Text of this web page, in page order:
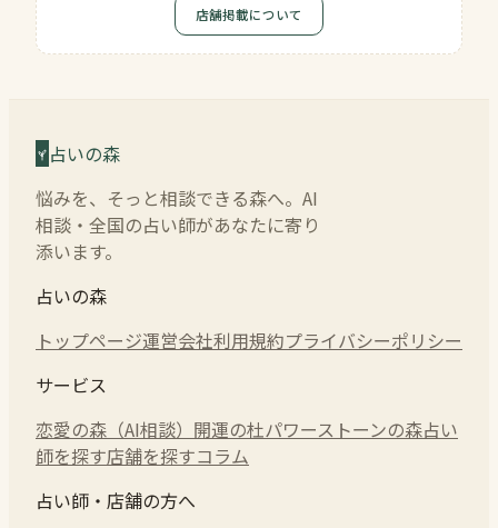
店舗掲載について
占いの森
悩みを、そっと相談できる森へ。AI
相談・全国の占い師があなたに寄り
添います。
占いの森
トップページ運営会社利用規約プライバシーポリシー
サービス
恋愛の森（AI相談） 開運の杜パワーストーンの森占い
師を探す店舗を探すコラム
占い師・店舗の方へ